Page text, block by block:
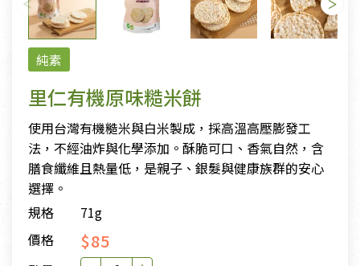
純素
里仁有機原味糙米餅
使用台灣有機糙米與白米製成，採高溫高壓膨發工
法，不經油炸與化學添加。酥脆可口、香氣自然，含
膳食纖維且熱量低，是親子、銀髮與健康族群的安心
選擇。
規格
71g
價格
$85